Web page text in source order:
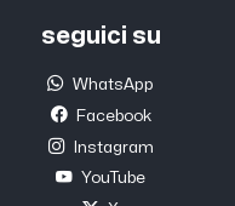
seguici su
WhatsApp
Facebook
Instagram
YouTube